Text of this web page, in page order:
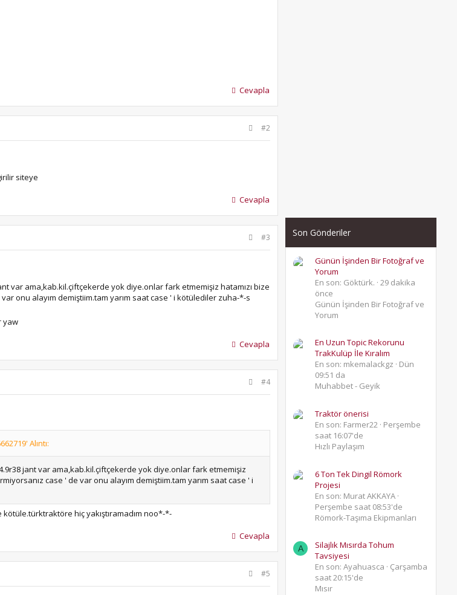
Cevapla
#2
siteye
Cevapla
#3
var ama,kab.kil.çiftçekerde yok diye.onlar fark etmemişiz hatamızı bize
onu alayım demiştiim.tam yarım saat case ' i kötülediler zuha-*-s
yaw
Cevapla
#4
Alıntı:
jant var ama,kab.kil.çiftçekerde yok diye.onlar fark etmemişiz
case ' de var onu alayım demiştiim.tam yarım saat case ' i
hiç yakıştıramadım noo*-*-
Cevapla
#5
Son Gönderiler
Günün İşinden Bir Fotoğraf ve
Yorum
En son: Göktürk. 29 dakika
önce
Günün İşinden Bir Fotoğraf ve
Yorum
En Uzun Topic Rekorunu
TrakKulüp İle Kıralım
En son: mkemalackgz
Dün
09:51 da
Muhabbet - Geyik
Traktör önerisi
En son: Farmer22 Perşembe
saat 16:07'de
Hızlı Paylaşım
6 Ton Tek Dingil Römork
Projesi
En son: Murat AKKAYA
Perşembe saat 08:53'de
Römork-Taşıma Ekipmanları
A
Silajlık Mısırda Tohum
Tavsiyesi
En son: Ayahuasca
Çarşamba
saat 20:15'de
Mısır